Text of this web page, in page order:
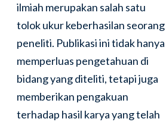
ilmiah merupakan salah satu
tolok ukur keberhasilan seorang
peneliti. Publikasi ini tidak hanya
memperluas pengetahuan di
bidang yang diteliti, tetapi juga
memberikan pengakuan
terhadap hasil karya yang telah